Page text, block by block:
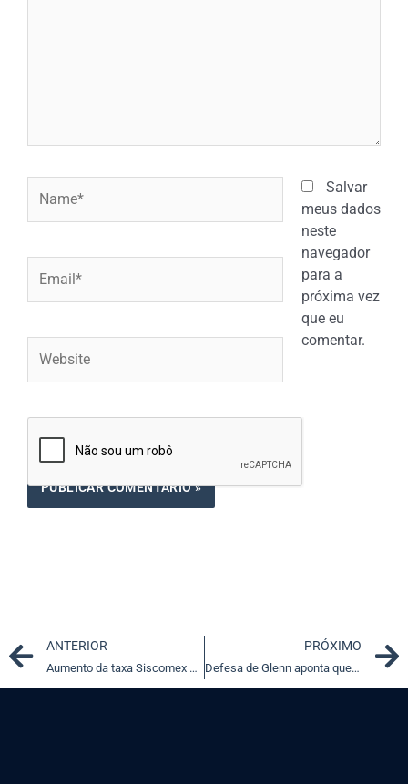
Salvar
meus dados
neste
navegador
para a
próxima vez
que eu
comentar.
Prev
ANTERIOR
Aumento da taxa Siscomex por ato infralegal é inconstitucional
PRÓXIMO
Defesa de Glenn aponta que denúncia ignorou inquérito e STF